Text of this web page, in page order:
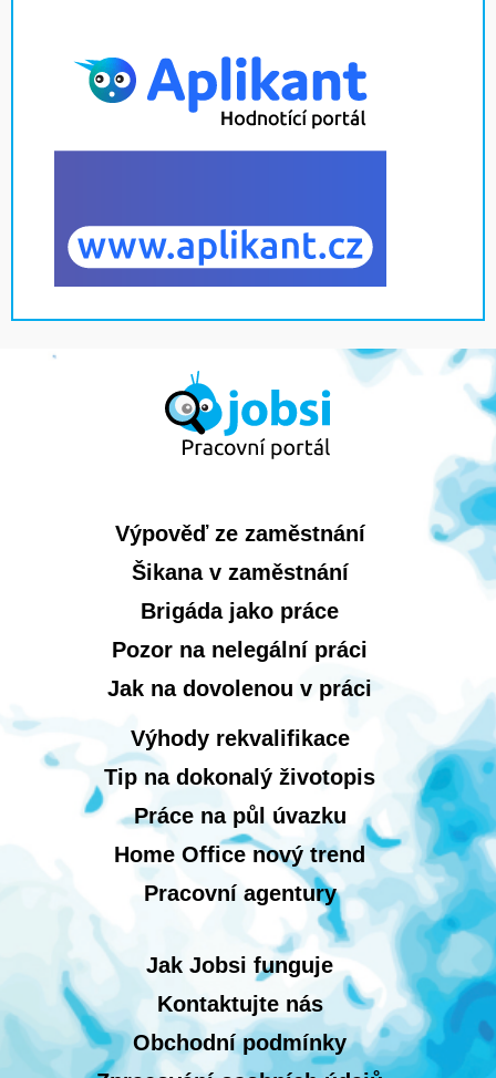
Výpověď ze zaměstnání
Šikana v zaměstnání
Brigáda jako práce
Pozor na nelegální práci
Jak na dovolenou v práci
Výhody rekvalifikace
Tip na dokonalý životopis
Práce na půl úvazku
Home Office nový trend
Pracovní agentury
Jak Jobsi funguje
Kontaktujte nás
Obchodní podmínky